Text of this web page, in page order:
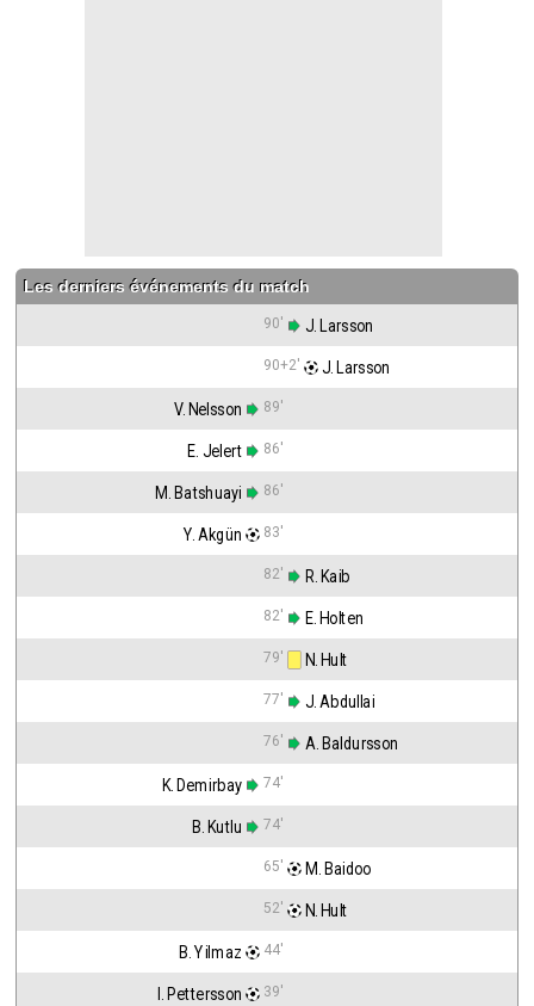
Les derniers événements du match
90' J. Larsson
90+2' J. Larsson
V. Nelsson 89'
E. Jelert 86'
M. Batshuayi 86'
Y. Akgün 83'
82' R. Kaib
82' E. Holten
79' N. Hult
77' J. Abdullai
76' A. Baldursson
K. Demirbay 74'
B. Kutlu 74'
65' M. Baidoo
52' N. Hult
B. Yilmaz 44'
I. Pettersson 39'